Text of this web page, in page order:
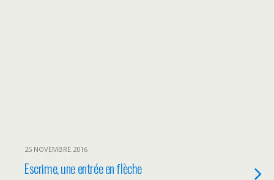
25 NOVEMBRE 2016
Escrime, une entrée en flèche